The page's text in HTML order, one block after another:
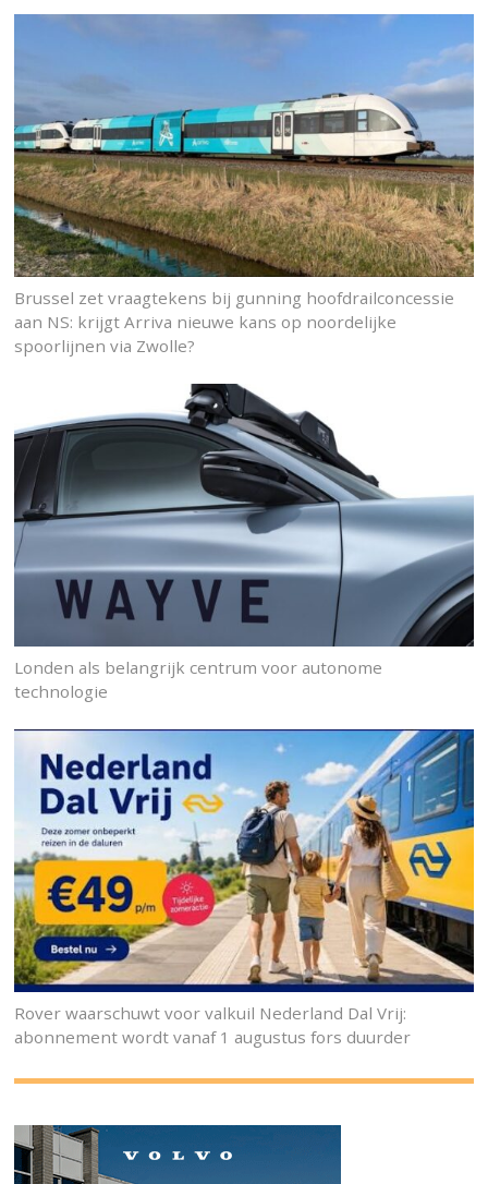
Brussel zet vraagtekens bij gunning hoofdrailconcessie
aan NS: krijgt Arriva nieuwe kans op noordelijke
spoorlijnen via Zwolle?
Londen als belangrijk centrum voor autonome
technologie
Rover waarschuwt voor valkuil Nederland Dal Vrij:
abonnement wordt vanaf 1 augustus fors duurder